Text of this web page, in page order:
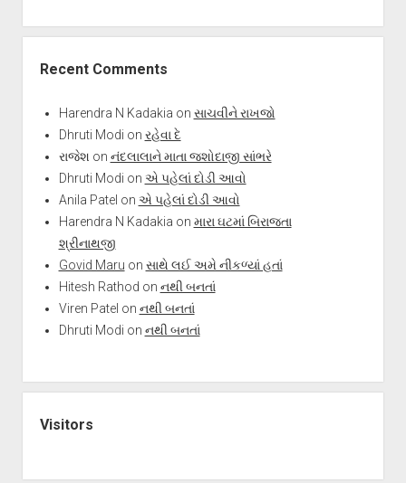
Recent Comments
Harendra N Kadakia on સાચવીને રાખજો
Dhruti Modi on રહેવા દે
રાજેશ on નંદલાલાને માતા જશોદાજી સાંભરે
Dhruti Modi on એ પહેલાં દોડી આવો
Anila Patel on એ પહેલાં દોડી આવો
Harendra N Kadakia on મારા ઘટમાં બિરાજતા
શ્રીનાથજી
Govid Maru on સાથે લઈ અમે નીકળ્યાં હતાં
Hitesh Rathod on નથી બનતાં
Viren Patel on નથી બનતાં
Dhruti Modi on નથી બનતાં
Visitors